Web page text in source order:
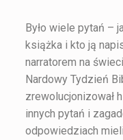
Było wiele pytań –
książka i kto ją
narratorem na
Nardowy Tydzień
zrewolucjonizował
innych pytań i
odpowiedziach